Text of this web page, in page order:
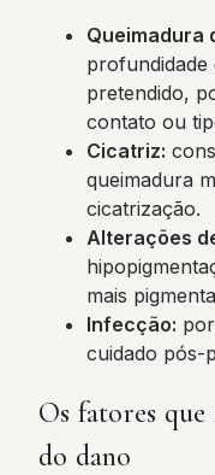
Queimadura
profundidade
pretendido,
contato ou
Cicatriz:
queimadura
cicatrização.
Alterações
mais
Infecção:
cuidado pós-
Os fatores
do dano